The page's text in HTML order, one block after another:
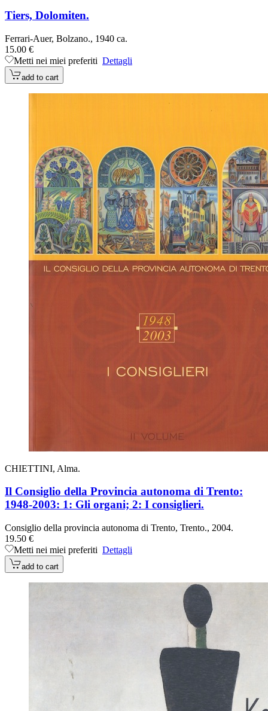
Tiers, Dolomiten.
Ferrari-Auer, Bolzano., 1940 ca.
15.00 €
Metti nei miei preferiti Dettagli
add to cart
CHIETTINI, Alma.
Il Consiglio della Provincia autonoma di Trento:
1948-2003: 1: Gli organi; 2: I consiglieri.
Consiglio della provincia autonoma di Trento, Trento., 2004.
19.50 €
Metti nei miei preferiti Dettagli
add to cart